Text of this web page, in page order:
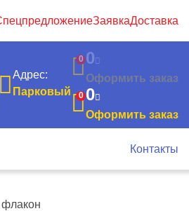
ЗаявкаДоставка
Адрес:
Парковый
0 0
Оформить заказ
0 0
Оформить заказ
Контакты